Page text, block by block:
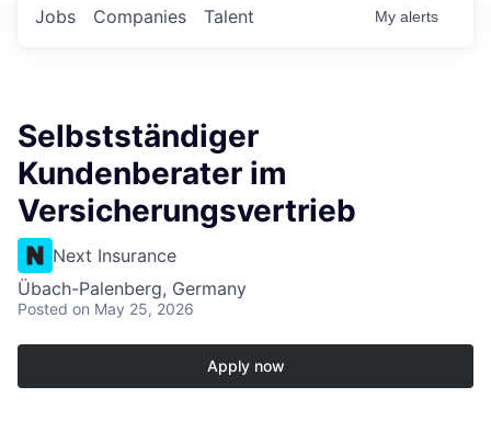
Jobs Companies Talent My alerts
Selbstständiger
Kundenberater im
Versicherungsvertrieb
Next Insurance
Übach-Palenberg, Germany
Posted on May 25, 2026
Apply now